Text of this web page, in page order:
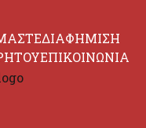
ΔΙΑΦΗΜΙΣΗ
ΕΠΙΚΟΙΝΩΝΙΑ